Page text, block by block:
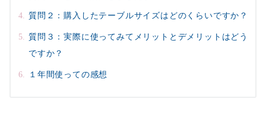
質問２：購入したテーブルサイズはどのくらいですか？
質問３：実際に使ってみてメリットとデメリットはどう
ですか？
１年間使っての感想